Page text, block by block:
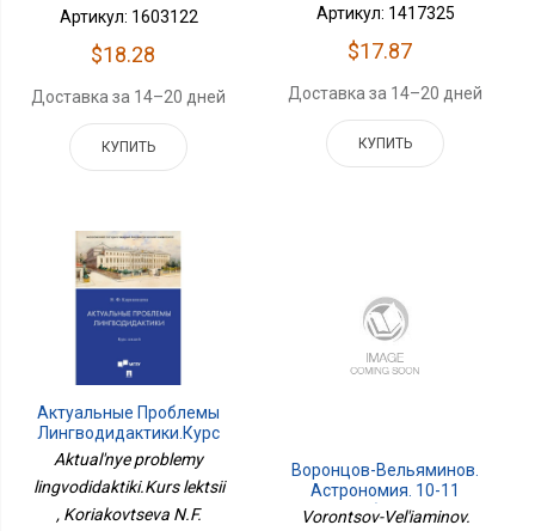
Артикул: 1603122
$18.28
Доставка за 14–20 дней
КУПИТЬ
Артикул: 1417325
$17.87
Доставка за 14–20 дней
КУПИТЬ
Актуальные Проблемы
Лингводидактики.Курс
Лекций
Aktual'nye problemy
lingvodidaktiki.Kurs lektsii
, Koriakovtseva N.F.
Воронцов-Вельяминов.
Астрономия. 10-11
Классы. Сборник Задач
Vorontsov-Vel'iaminov.